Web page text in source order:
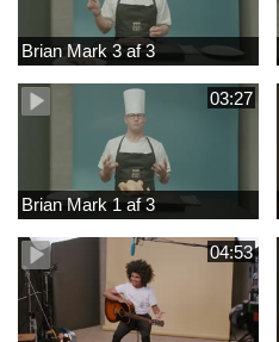
Brian Mark 3 af 3
03:27
Brian Mark 1 af 3
04:53